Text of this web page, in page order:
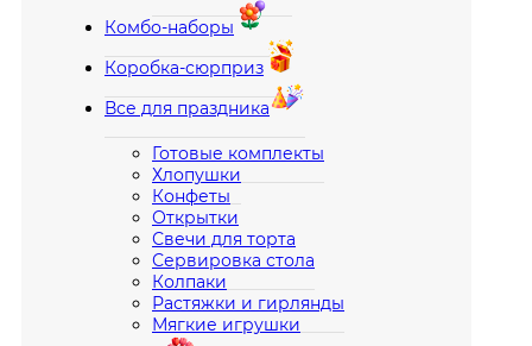
Комбо-наборы
Коробка-сюрприз
Все для праздника
Готовые комплекты
Хлопушки
Конфеты
Открытки
Свечи для торта
Сервировка стола
Колпаки
Растяжки и гирлянды
Мягкие игрушки